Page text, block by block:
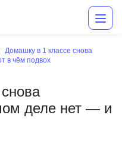
Домашку в 1 классе снова
в чём подвох
деле нет — и